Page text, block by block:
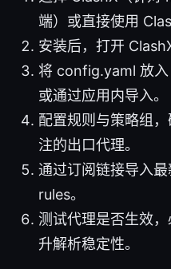
端）或直接使用
安装后，打开
将 config.yaml 放入
或通过应用内导入。
配置规则与策略组
注的出口代理。
通过订阅链接导入
rules。
测试代理是否生效
升解析稳定性。